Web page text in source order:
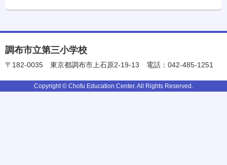
調布市立第三小学校
〒182-0035 東京都調布市上石原2-19-13 電話：042-485-1251
Copyright © Chofu Education Center. All Rights Reserved.